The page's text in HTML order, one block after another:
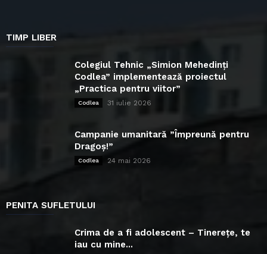
TIMP LIBER
Colegiul Tehnic „Simion Mehedinți
Codlea” implementează proiectul
„Practica pentru viitor”
Codlea 31 iulie 2026
Campanie umanitară ”Împreună pentru
Dragoș!”
Codlea 24 mai 2026
PENITA SUFLETULUI
Crima de a fi adolescent – Tinerețe, te
iau cu mine...